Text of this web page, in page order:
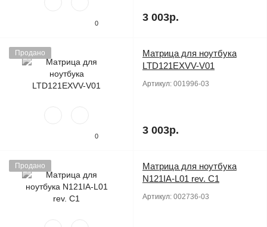
0 3 003р.
Продано
0
Матрица для ноутбука
LTD121EXVV-V01
Артикул: 001996-03
3 003р.
Продано
Матрица для ноутбука
N121IA-L01 rev. C1
Артикул: 002736-03